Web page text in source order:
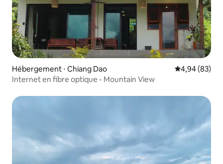
Hébergement ⋅ Chiang Dao Évaluation
4,94 (83)
Internet en fibre optique - Mountain View